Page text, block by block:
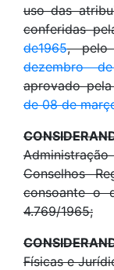
uso das
conferidas
de1965,
dezembro
aprovado
de 08 de
Conselhos
consoante o
4.769/1965;
Físicas e